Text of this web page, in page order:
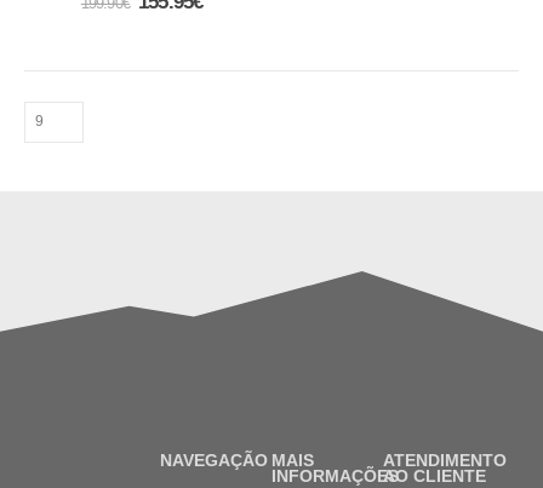
NAVEGAÇÃO MAIS
INFORMAÇÕES
ATENDIMENTO
AO CLIENTE